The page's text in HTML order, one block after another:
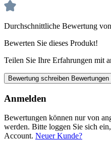
Durchschnittliche Bewertung
Bewerten Sie dieses Produkt!
Teilen Sie Ihre Erfahrungen mit
Bewertung schreiben
Anmelden
Bewertungen können nur von
werden. Bitte loggen Sie sich
Account. Neuer Kunde?